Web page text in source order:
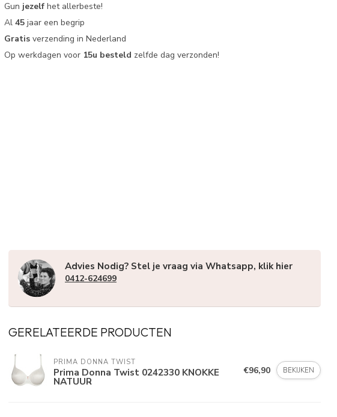
Gun jezelf het allerbeste!
Al45 jaar een begrip
Gratis verzending in Nederland
Op werkdagen voor 15u besteld zelfde dag verzonden!
Advies Nodig? Stel je vraag via Whatsapp, klik hier
0412-624699
GERELATEERDE PRODUCTEN
PRIMA DONNA TWIST
Prima Donna Twist 0242330 KNOKKE
NATUUR
€96,90 BEKIJKEN